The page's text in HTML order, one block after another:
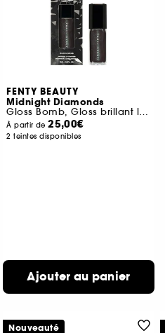
FENTY BEAUTY
Midnight Diamonds
Gloss Bomb, Gloss brillant lumineux et nourrissant
À partir de25,00€
2 teintes disponibles
Ajouter au panier
Nouveauté